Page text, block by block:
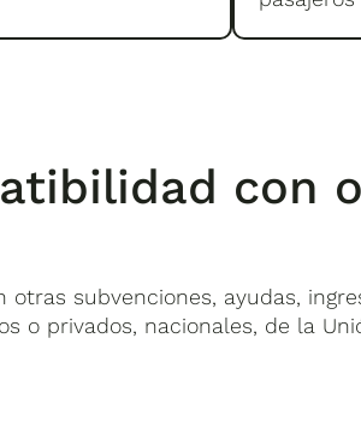
con
subvenciones, ayudas,
privados, nacionales, de la